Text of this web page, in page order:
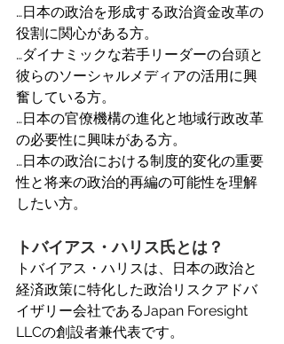
…日本の政治を形成する政治資金改革の
役割に関心がある方。
…ダイナミックな若手リーダーの台頭と
彼らのソーシャルメディアの活用に興
奮している方。
…日本の官僚機構の進化と地域行政改革
の必要性に興味がある方。
…日本の政治における制度的変化の重要
性と将来の政治的再編の可能性を理解
したい方。
トバイアス・ハリス氏とは？
トバイアス・ハリスは、日本の政治と
経済政策に特化した政治リスクアドバ
イザリー会社であるJapan Foresight
LLCの創設者兼代表です。